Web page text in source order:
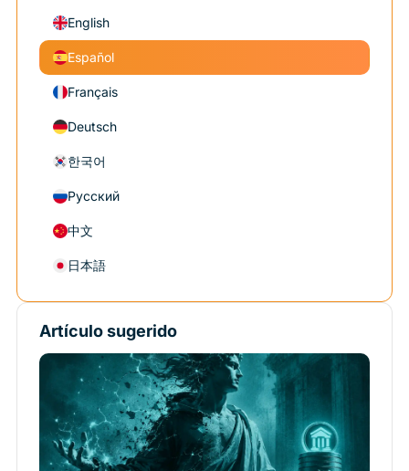
English
Español
Français
Deutsch
한국어
Русский
中文
日本語
Artículo sugerido